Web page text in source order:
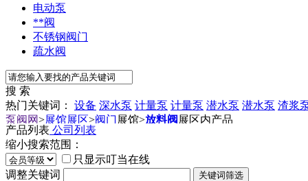
电动泵
**阀
不锈钢阀门
疏水阀
搜 索
热门关键词： 设备 深水泵 计量泵 计量泵 潜水泵 潜水泵 渣浆
泵阀网>展馆展区>阀门 展馆>放料阀 展区内产品
产品列表 公司列表
缩小搜索范围：
只显示叮当在线
调整关键词